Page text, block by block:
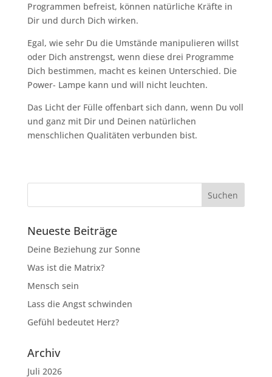
Programmen befreist, können natürliche Kräfte in
Dir und durch Dich wirken.
Egal, wie sehr Du die Umstände manipulieren willst
oder Dich anstrengst, wenn diese drei Programme
Dich bestimmen, macht es keinen Unterschied. Die
Power- Lampe kann und will nicht leuchten.
Das Licht der Fülle offenbart sich dann, wenn Du voll
und ganz mit Dir und Deinen natürlichen
menschlichen Qualitäten verbunden bist.
Neueste Beiträge
Deine Beziehung zur Sonne
Was ist die Matrix?
Mensch sein
Lass die Angst schwinden
Gefühl bedeutet Herz?
Archiv
Juli 2026